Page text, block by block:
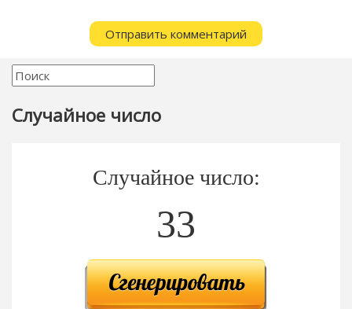
Случайное число
Случайное число:
33